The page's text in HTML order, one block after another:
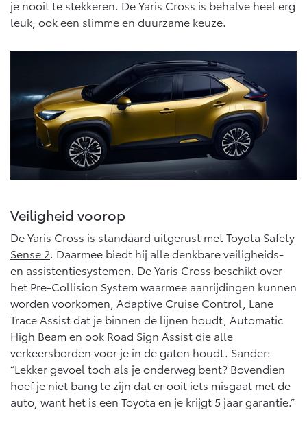
je nooit te stekkeren. De Yaris Cross is behalve heel erg
leuk, ook een slimme en duurzame keuze.
Veiligheid voorop
De Yaris Cross is standaard uitgerust metToyota Safety
Sense 2. Daarmee biedt hij alle denkbare veiligheids-
en assistentiesystemen. De Yaris Cross beschikt over
het Pre-Collision System waarmee aanrijdingen kunnen
worden voorkomen, Adaptive Cruise Control, Lane
Trace Assist dat je binnen de lijnen houdt, Automatic
High Beam en ook Road Sign Assist die alle
verkeersborden voor je in de gaten houdt. Sander:
“Lekker gevoel toch als je onderweg bent? Bovendien
hoef je niet bang te zijn dat er ooit iets misgaat met de
auto, want het is een Toyota en je krijgt 5 jaar garantie.”